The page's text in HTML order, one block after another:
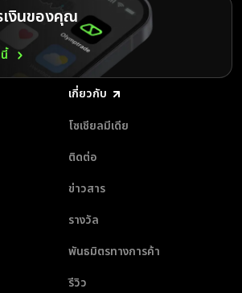
งินของคุณ
เกี่ยวกับ
โซเชียลมีเดีย
ติดต่อ
ข่าวสาร
รางวัล
พันธมิตรทางการค้า
รีวิว